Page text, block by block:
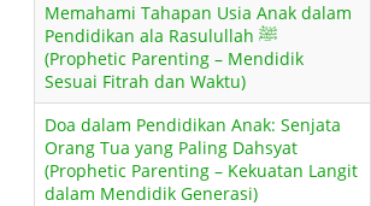
Memahami Tahapan Usia Anak dalam
Pendidikan ala Rasulullah ﷺ
(Prophetic Parenting – Mendidik
Sesuai Fitrah dan Waktu)
Doa dalam Pendidikan Anak: Senjata
Orang Tua yang Paling Dahsyat
(Prophetic Parenting – Kekuatan Langit
dalam Mendidik Generasi)